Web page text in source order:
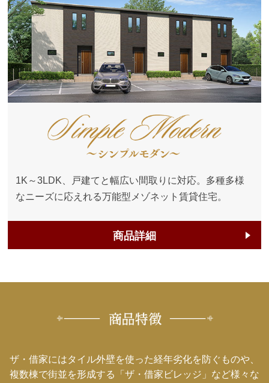
1K～3LDK、戸建てと幅広い間取りに対応。多種多様
なニーズに応えれる万能型メゾネット賃貸住宅。
商品詳細
ザ・借家にはタイル外壁を使った経年劣化を防ぐものや、
複数棟で街並を形成する「ザ・借家ビレッジ」など様々な